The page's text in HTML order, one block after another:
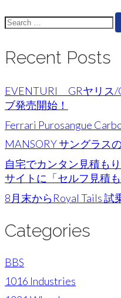
Search
for:
Recent Posts
EVENTURI GRヤリス
ブ発売開始！
Ferrari Purosangue
MANSORY サングラス
自宅でカンタン見積も
サイトに「セルフ見積
8月末からRoyal Tails 試
Categories
BBS
1016 Industries